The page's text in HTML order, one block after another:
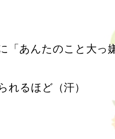
「あんたのこと大っ
れるほど（汗）